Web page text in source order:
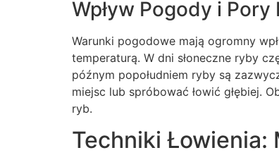
Wpływ Pogody i Pory
Warunki pogodowe mają ogromny
temperaturą. W dni słoneczne ryby
późnym popołudniem ryby są
miejsc lub spróbować łowić głębiej.
ryb.
Techniki Łowienia: